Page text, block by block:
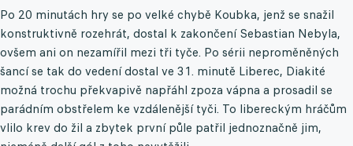
Po 20 minutách hry se po velké chybě Koubka, jenž se snažil
konstruktivně rozehrát, dostal k zakončení Sebastian Nebyla,
ovšem ani on nezamířil mezi tři tyče. Po sérii neproměněných
šancí se tak do vedení dostal ve 31. minutě Liberec, Diakité
možná trochu překvapivě napřáhl zpoza vápna a prosadil se
parádním obstřelem ke vzdálenější tyči. To libereckým hráčům
vlilo krev do žil a zbytek první půle patřil jednoznačně jim,